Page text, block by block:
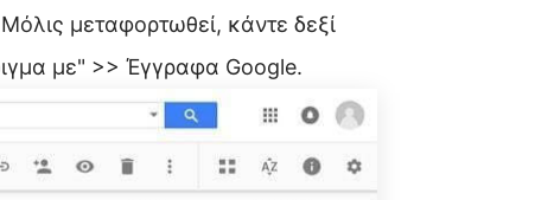
μεταφορτωθεί, κάντε δεξί
με" >> Έγγραφα Google.